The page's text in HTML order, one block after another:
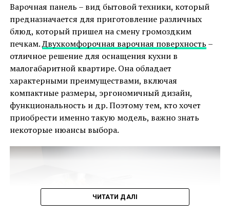
2. Выберите материалы
подвержена воздействию солнечного света, жары,
для ванной должен выдерживать влажную среду.
Как правило, фотографии и другие работы,
Варочная панель – вид бытовой техники, который
предназначается для приготовление различных
блюд, который пришел на смену громоздким
печкам.Двухкомфорочная варочная поверхность –
отличное решение для оснащения кухни в
малогабаритной квартире. Она обладает
характерными преимуществами, включая
компактные размеры, эргономичный дизайн,
функциональность и др. Поэтому тем, кто хочет
приобрести именно такую модель, важно знать
некоторые нюансы выбора.
ЧИТАТИ ДАЛІ